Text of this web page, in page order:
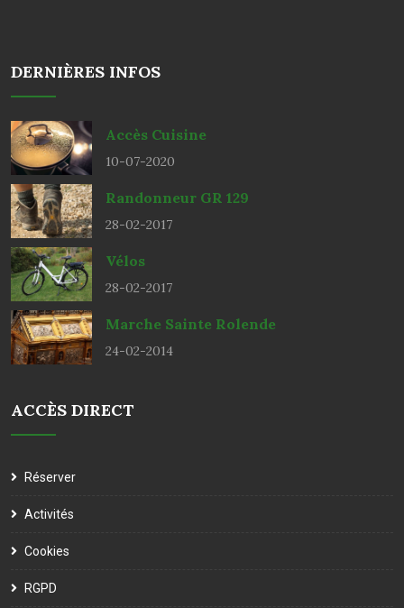
DERNIÈRES INFOS
Accès Cuisine
10-07-2020
Randonneur GR 129
28-02-2017
Vélos
28-02-2017
Marche Sainte Rolende
24-02-2014
ACCÈS DIRECT
Réserver
Activités
Cookies
RGPD